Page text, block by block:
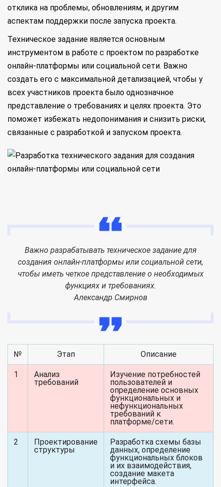
отклика на проблемы, обновлениям, и другим
аспектам поддержки после запуска проекта.
Техническое задание является основным
инструментом в работе с проектом по разработке
онлайн-платформы или социальной сети. Важно
создать его с максимальной детализацией, чтобы у
всех участников проекта было однозначное
представление о требованиях и целях проекта. Это
поможет избежать недопонимания и снизить риски,
связанные с разработкой и запуском проекта.
Важно разрабатывать техническое задание для
создания онлайн-платформы или социальной сети,
чтобы иметь четкое представление о необходимых
функциях и требованиях.
Александр Смирнов
№ Этап Описание
1
Анализ
требований
Изучение потребностей
пользователей и
определение основных
функциональных и
нефункциональных
требований к
платформе/сети.
2
Проектирование
структуры
Разработка схемы базы
данных, определение
функциональных блоков
и их взаимодействия,
создание макета
интерфейса.